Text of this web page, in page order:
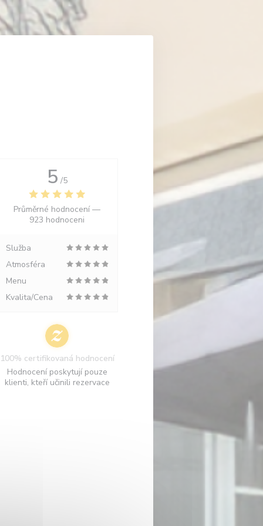
5 /5
Průměrné hodnocení —
923 hodnoceni
Služba
Atmosféra
Menu
Kvalita/Cena
100% certifikovaná hodnocení
Hodnocení poskytují pouze
klienti, kteří učinili rezervace